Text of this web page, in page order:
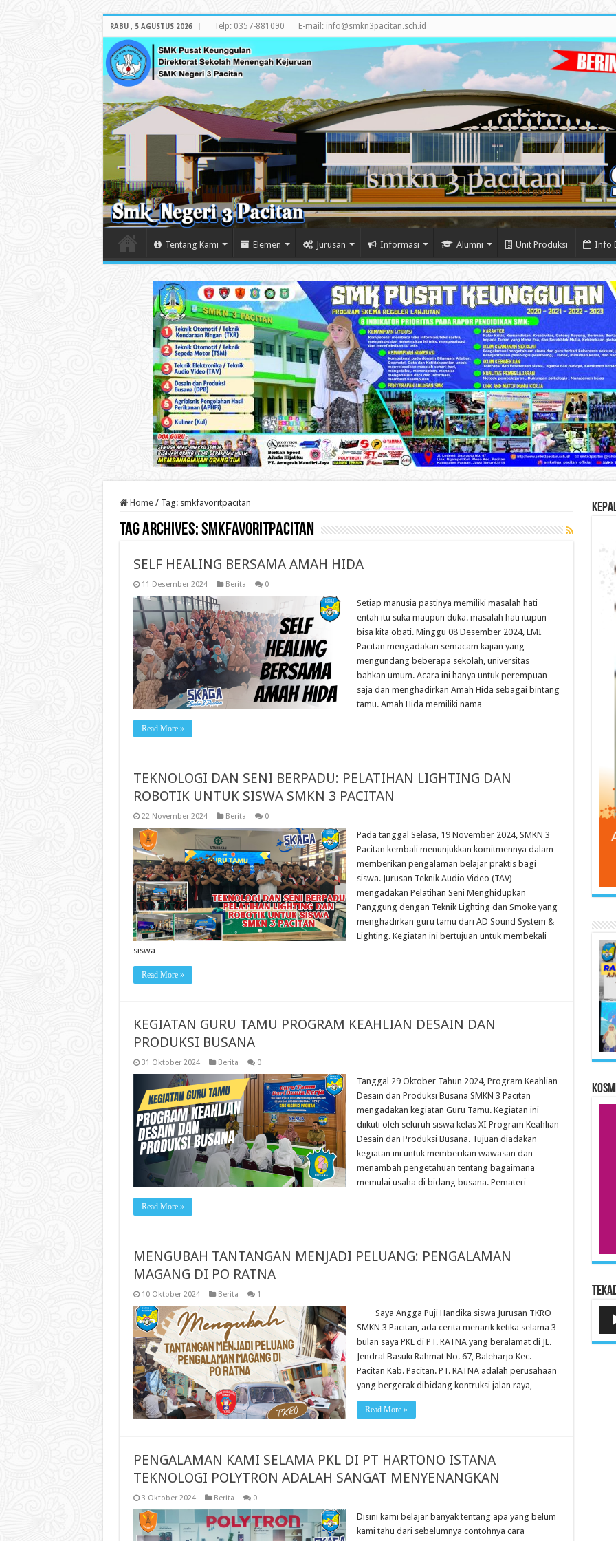
RABU , 5 AGUSTUS 2026 Telp: 0357-881090 E-mail: info@smkn3pacitan.sch.id
Tentang Kami Elemen Jurusan Informasi Alumni Unit Produksi Info
Home / Tag: smkfavoritpacitan
Tag Archives:smkfavoritpacitan
SELF HEALING BERSAMA AMAH HIDA
11 Desember 2024 Berita 0
Setiap manusia pastinya memiliki masalah hati
entah itu suka maupun duka. masalah hati itupun
bisa kita obati. Minggu 08 Desember 2024, LMI
Pacitan mengadakan semacam kajian yang
mengundang beberapa sekolah, universitas
bahkan umum. Acara ini hanya untuk perempuan
saja dan menghadirkan Amah Hida sebagai bintang
tamu. Amah Hida memiliki nama …
Read More »
TEKNOLOGI DAN SENI BERPADU: PELATIHAN LIGHTING DAN
ROBOTIK UNTUK SISWA SMKN 3 PACITAN
22 November 2024 Berita 0
Pada tanggal Selasa, 19 November 2024, SMKN 3
Pacitan kembali menunjukkan komitmennya dalam
memberikan pengalaman belajar praktis bagi
siswa. Jurusan Teknik Audio Video (TAV)
mengadakan Pelatihan Seni Menghidupkan
Panggung dengan Teknik Lighting dan Smoke yang
menghadirkan guru tamu dari AD Sound System &
Lighting. Kegiatan ini bertujuan untuk membekali
siswa …
Read More »
KEGIATAN GURU TAMU PROGRAM KEAHLIAN DESAIN DAN
PRODUKSI BUSANA
31 Oktober 2024 Berita 0
Tanggal 29 Oktober Tahun 2024, Program Keahlian
Desain dan Produksi Busana SMKN 3 Pacitan
mengadakan kegiatan Guru Tamu. Kegiatan ini
diikuti oleh seluruh siswa kelas XI Program Keahlian
Desain dan Produksi Busana. Tujuan diadakan
kegiatan ini untuk memberikan wawasan dan
menambah pengetahuan tentang bagaimana
memulai usaha di bidang busana. Pemateri …
Read More »
MENGUBAH TANTANGAN MENJADI PELUANG: PENGALAMAN
MAGANG DI PO RATNA
10 Oktober 2024 Berita 1
Saya Angga Puji Handika siswa Jurusan TKRO
SMKN 3 Pacitan, ada cerita menarik ketika selama 3
bulan saya PKL di PT. RATNA yang beralamat di JL.
Jendral Basuki Rahmat No. 67, Baleharjo Kec.
Pacitan Kab. Pacitan. PT. RATNA adalah perusahaan
yang bergerak dibidang kontruksi jalan raya, …
Read More »
PENGALAMAN KAMI SELAMA PKL DI PT HARTONO ISTANA
TEKNOLOGI POLYTRON ADALAH SANGAT MENYENANGKAN
3 Oktober 2024 Berita 0
Disini kami belajar banyak tentang apa yang belum
kami tahu dari sebelumnya contohnya cara